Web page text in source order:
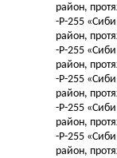
район,
-Р-255
район,
-Р-255
район,
-Р-255
район,
-Р-255
район,
-Р-255
район,